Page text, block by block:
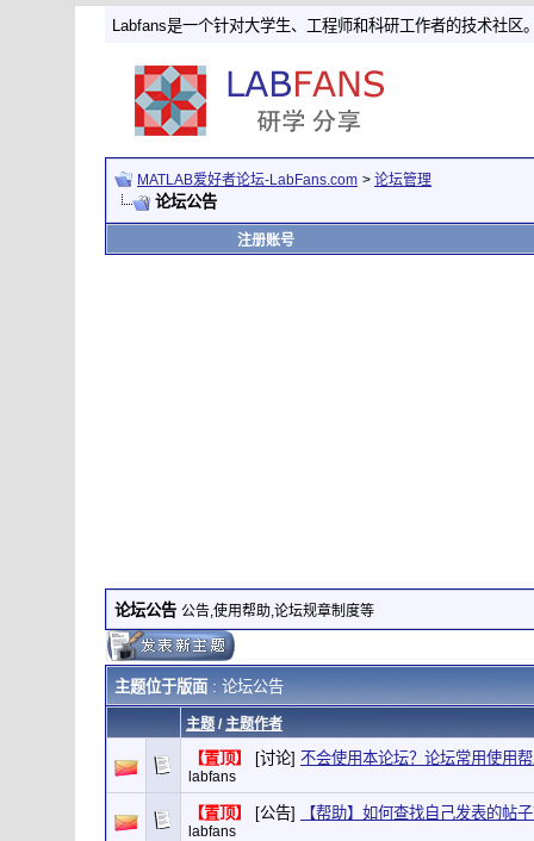
Labfans是一个针对大学生、工程师和科研工作者的技术社区
MATLAB爱好者论坛-LabFans.com > 论坛管理
论坛公告
注册账号
论坛公告 公告,使用帮助,论坛规章制度等
主题位于版面: 论坛公告
主题/ 主题作者
【置顶】 [讨论] 不会使用本论坛？论坛常用使用
labfans
【置顶】 [公告] 【帮助】如何查找自己发表的帖
labfans